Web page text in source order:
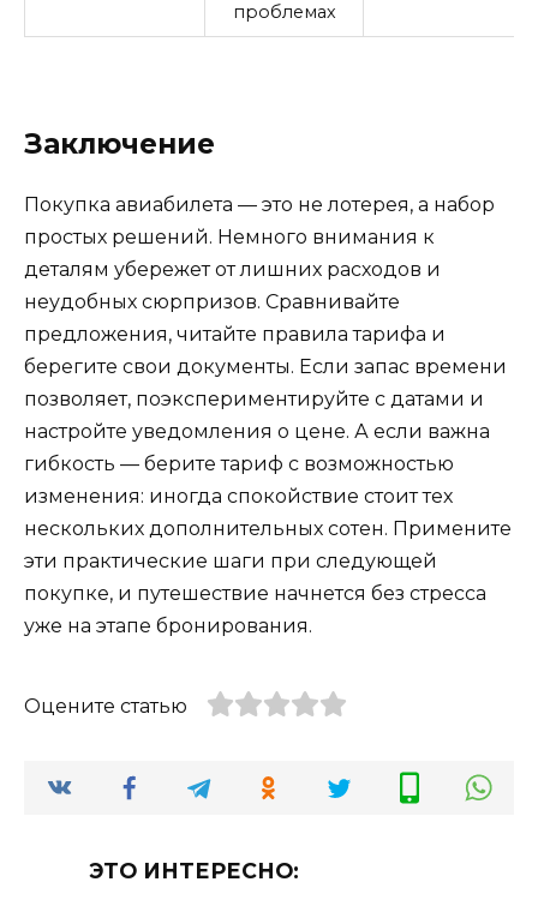
проблемах
Заключение
Покупка авиабилета — это не лотерея, а набор
простых решений. Немного внимания к
деталям убережет от лишних расходов и
неудобных сюрпризов. Сравнивайте
предложения, читайте правила тарифа и
берегите свои документы. Если запас времени
позволяет, поэкспериментируйте с датами и
настройте уведомления о цене. А если важна
гибкость — берите тариф с возможностью
изменения: иногда спокойствие стоит тех
нескольких дополнительных сотен. Примените
эти практические шаги при следующей
покупке, и путешествие начнется без стресса
уже на этапе бронирования.
Оцените статью
ЭТО ИНТЕРЕСНО: